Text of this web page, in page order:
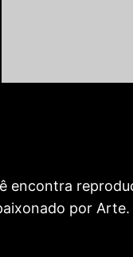
encontra
por